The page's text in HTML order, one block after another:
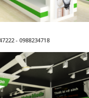
- 0988234718